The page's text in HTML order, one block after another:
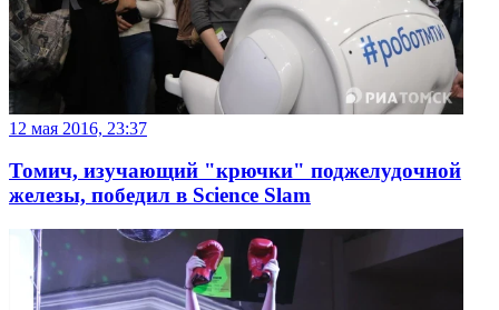
12 мая 2016, 23:37
Томич, изучающий "крючки" поджелудочной
железы, победил в Science Slam